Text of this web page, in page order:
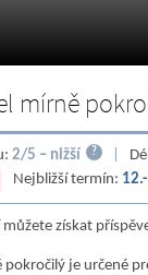
mírně
2/5 – nižší ?
Nejbližší termín:
získat
pokročilý je určené